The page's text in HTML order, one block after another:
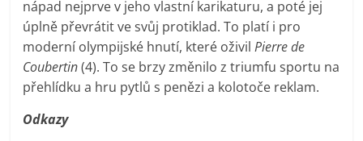
nápad nejprve v jeho vlastní karikaturu, a poté jej
úplně převrátit ve svůj protiklad. To platí i pro
moderní olympijské hnutí, které oživilPierre de
Coubertin(4). To se brzy změnilo z triumfu sportu na
přehlídku a hru pytlů s penězi a kolotoče reklam.
Odkazy